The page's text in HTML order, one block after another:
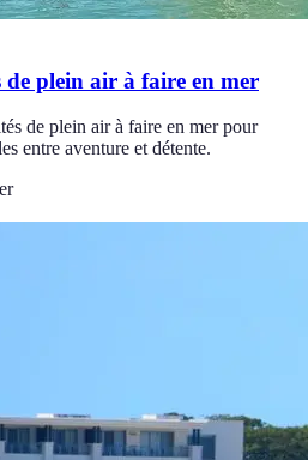
de plein air à faire en mer
de plein air à faire en mer pour
entre aventure et détente.